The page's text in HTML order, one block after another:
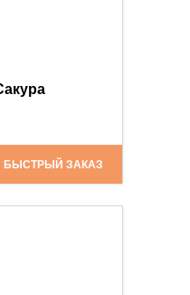
БЫСТРЫЙ ЗАКАЗ